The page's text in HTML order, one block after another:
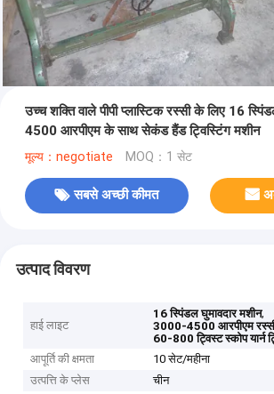
उच्च शक्ति वाले पीपी प्लास्टिक रस्सी के लिए 16
4500 आरपीएम के साथ सेकंड हैंड ट्विस्टिंग मशीन
मूल्य：negotiate MOQ：1 सेट
सबसे अच्छी कीमत
उत्पाद विवरण
हाई लाइट
16 स्पिंडल घुमावदार मशीन,
3000-4500 आरपीएम
60-800 ट्विस्ट स्कोप यार्न
आपूर्ति की क्षमता
10 सेट/महीना
उत्पत्ति के प्लेस
चीन